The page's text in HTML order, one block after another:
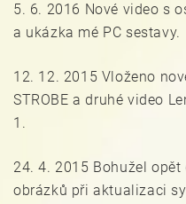
5. 6. 2016 Nové video s
a ukázka mé PC sestavy.
12. 12. 2015 Vloženo
STROBE a druhé video
1.
24. 4. 2015 Bohužel
obrázků při aktualizaci